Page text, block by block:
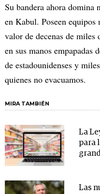
Su bandera ahora domina
en Kabul. Poseen equipos
valor de decenas de
en sus manos empapadas
de estadounidenses y
quienes no evacuamos.
MIRA TAMBIÉN
La
para
Las